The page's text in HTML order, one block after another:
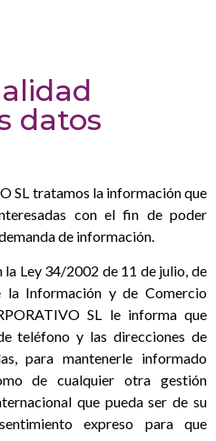
datos
SL tratamos la información que
con el fin de poder
de información.
Ley 34/2002 de 11 de julio, de
la Información y de Comercio
SL le informa que
teléfono y las direcciones de
para mantenerle informado
de cualquier otra gestión
que pueda ser de su
expreso para que